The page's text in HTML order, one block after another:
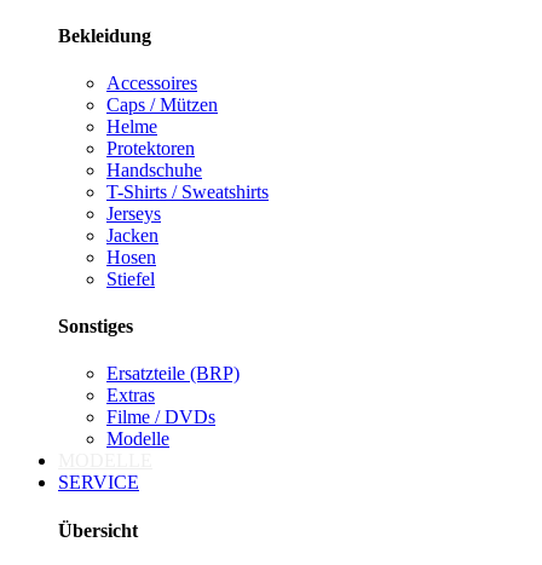
Bekleidung
Accessoires
Caps / Mützen
Helme
Protektoren
Handschuhe
T-Shirts / Sweatshirts
Jerseys
Jacken
Hosen
Stiefel
Sonstiges
Ersatzteile (BRP)
Extras
Filme / DVDs
Modelle
SERVICE
Übersicht